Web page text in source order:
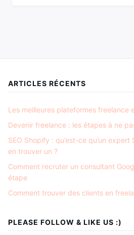
ARTICLES RÉCENTS
Les meilleures plateformes freelance
Devenir freelance : les étapes à ne
SEO Shopify : qu’est-ce qu’un
en trouver un ?
Comment recruter un consultant
étape
Comment trouver des clients en
PLEASE FOLLOW & LIKE US :)